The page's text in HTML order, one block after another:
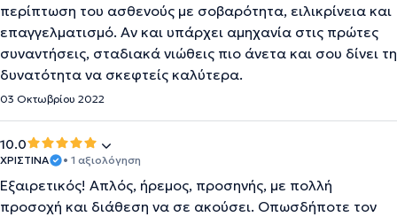
περίπτωση του ασθενούς με σοβαρότητα, ειλικρίνεια και
επαγγελματισμό. Αν και υπάρχει αμηχανία στις πρώτες
συναντήσεις, σταδιακά νιώθεις πιο άνετα και σου δίνει τη
δυνατότητα να σκεφτείς καλύτερα.
03 Οκτωβρίου 2022
10.0
ΧΡΙΣΤΊΝΑ • 1 αξιολόγηση
Εξαιρετικός! Απλός, ήρεμος, προσηνής, με πολλή
προσοχή και διάθεση να σε ακούσει. Οπωσδήποτε τον